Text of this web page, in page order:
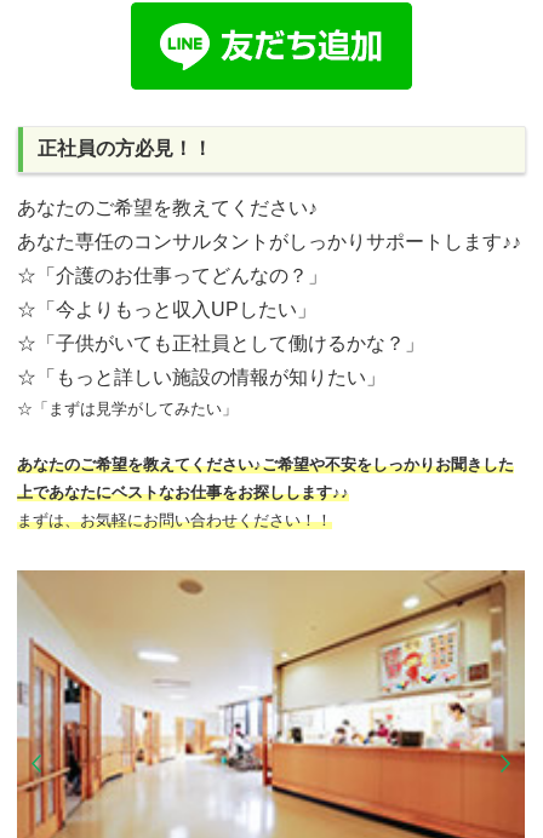
正社員の方必見！！
あなたのご希望を教えてください♪
あなた専任のコンサルタントがしっかりサポートします♪♪
☆「介護のお仕事ってどんなの？」
☆「今よりもっと収入UPしたい」
☆「子供がいても正社員として働けるかな？」
☆「もっと詳しい施設の情報が知りたい」
☆「まずは見学がしてみたい」
あなたのご希望を教えてください♪ご希望や不安をしっかりお聞きした
上であなたにベストなお仕事をお探しします♪♪
まずは、お気軽にお問い合わせください！！